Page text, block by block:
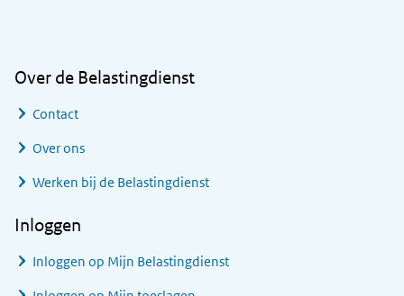
Over de Belastingdienst
Contact
Over ons
Werken bij de Belastingdienst
Inloggen
Inloggen op Mijn Belastingdienst